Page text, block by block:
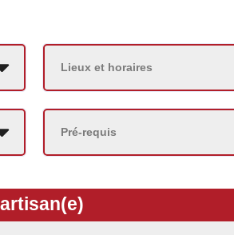
Lieux et horaires
Pré-requis